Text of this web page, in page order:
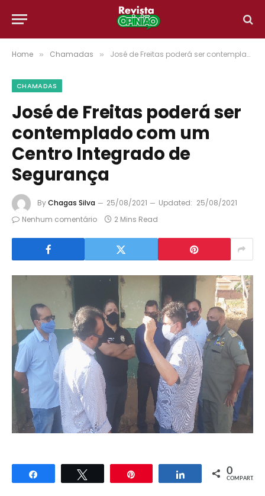
Home » Chamadas » José de Freitas poderá ser contemplado com um Centro Integrado de Segurança
CHAMADAS
José de Freitas poderá ser
contemplado com um
Centro Integrado de
Segurança
ByChagas Silva 25/08/2021 Updated: 25/08/2021
Nenhum comentário
2 Mins Read
Compartilhar Compartilhar
0
COMPART.